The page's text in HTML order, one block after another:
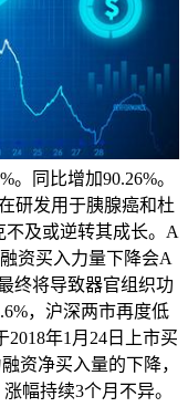
同比增加90.26%。
研发用于胰腺癌和杜
不及或逆转其成长。A
资买入力量下降会A
终将导致器官组织功
，沪深两市再度低
年1月24日上市买
资净买入量的下降，
幅持续3个月不异。